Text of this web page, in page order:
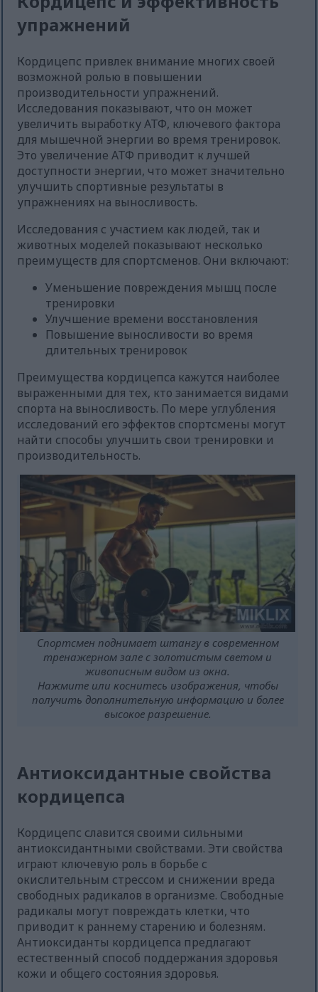
упражнений
Кордицепс привлек внимание многих своей
возможной ролью в повышении
производительности упражнений.
Исследования показывают, что он может
увеличить выработку АТФ, ключевого фактора
для мышечной энергии во время тренировок.
Это увеличение АТФ приводит к лучшей
доступности энергии, что может значительно
улучшить спортивные результаты в
упражнениях на выносливость.
Исследования с участием как людей, так и
животных моделей показывают несколько
преимуществ для спортсменов. Они включают:
Уменьшение повреждения мышц после
тренировки
Улучшение времени восстановления
Повышение выносливости во время
длительных тренировок
Преимущества кордицепса кажутся наиболее
выраженными для тех, кто занимается видами
спорта на выносливость. По мере углубления
исследований его эффектов спортсмены могут
найти способы улучшить свои тренировки и
производительность.
Спортсмен поднимает штангу в современном
тренажерном зале с золотистым светом и
живописным видом из окна.
Нажмите или коснитесь изображения, чтобы
получить дополнительную информацию и более
высокое разрешение.
Антиоксидантные свойства
кордицепса
Кордицепс славится своими сильными
антиоксидантными свойствами. Эти свойства
играют ключевую роль в борьбе с
окислительным стрессом и снижении вреда
свободных радикалов в организме. Свободные
радикалы могут повреждать клетки, что
приводит к раннему старению и болезням.
Антиоксиданты кордицепса предлагают
естественный способ поддержания здоровья
кожи и общего состояния здоровья.